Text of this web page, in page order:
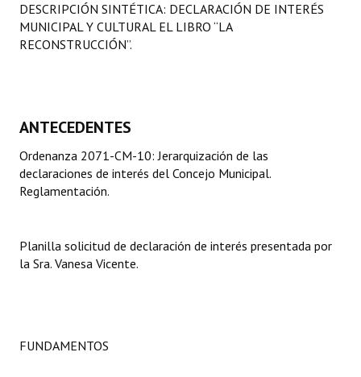
LEGISLACIÓN
Carta Orgánica 2007
Reglamento Interno
Digesto
DOCUMENTOS
Proyectos Presentados
DESCRIPCIÓN SINTÉTICA: DECLARACIÓN DE INTERÉS
MUNICIPAL Y CULTURAL EL LIBRO “LA
RECONSTRUCCIÓN”.
ANTECEDENTES
Ordenanza 2071-CM-10: Jerarquización de las
declaraciones de interés del Concejo Municipal.
Reglamentación.
Planilla solicitud de declaración de interés presentada por
la Sra. Vanesa Vicente.
FUNDAMENTOS